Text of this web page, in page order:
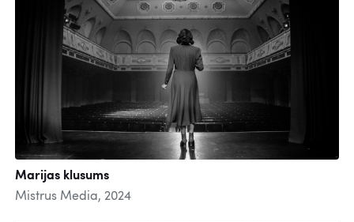
Marijas klusums
Mistrus Media, 2024